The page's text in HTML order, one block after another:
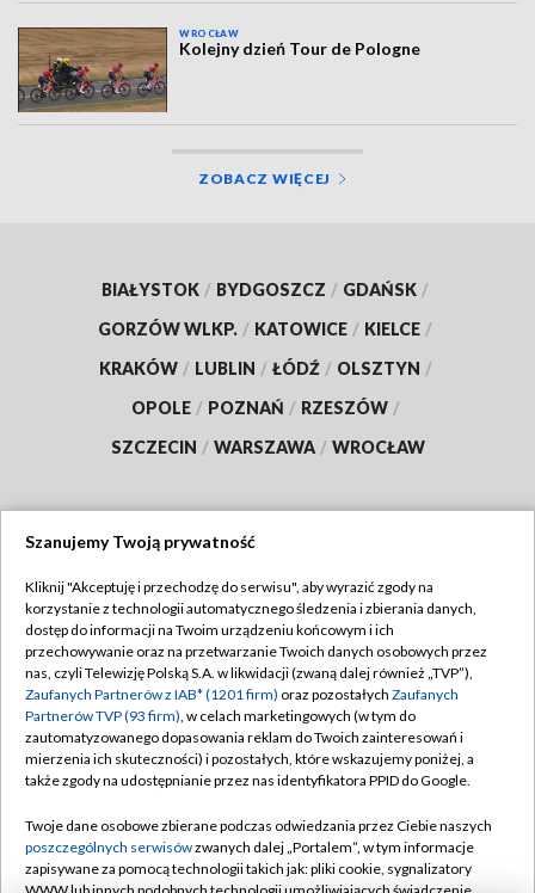
WROCŁAW
Kolejny dzień Tour de Pologne
ZOBACZ WIĘCEJ
BIAŁYSTOK / BYDGOSZCZ / GDAŃSK /
GORZÓW WLKP. / KATOWICE / KIELCE /
KRAKÓW / LUBLIN / ŁÓDŹ / OLSZTYN /
OPOLE / POZNAŃ / RZESZÓW /
SZCZECIN / WARSZAWA / WROCŁAW
TVP
Abonament TVP
Emisja w TVP
Centrum informacji TVP
Naziemna Telewizja Cyfrowa
Rada Programowa
System NOS
Regulamin TVP
Polityka prywatności
Moje zgody
Pomoc
Kontakt
Szanujemy Twoją prywatność
Kliknij "Akceptuję i przechodzę do serwisu", aby wyrazić zgody na
korzystanie z technologii automatycznego śledzenia i zbierania danych,
dostęp do informacji na Twoim urządzeniu końcowym i ich
przechowywanie oraz na przetwarzanie Twoich danych osobowych przez
nas, czyli Telewizję Polską S.A. w likwidacji (zwaną dalej również „TVP”),
Zaufanych Partnerów z IAB* (1201 firm) oraz pozostałych Zaufanych
Partnerów TVP (93 firm), w celach marketingowych (w tym do
zautomatyzowanego dopasowania reklam do Twoich zainteresowań i
mierzenia ich skuteczności) i pozostałych, które wskazujemy poniżej, a
także zgody na udostępnianie przez nas identyfikatora PPID do Google.
Twoje dane osobowe zbierane podczas odwiedzania przez Ciebie naszych
poszczególnych serwisówzwanych dalej „Portalem”, w tym informacje
zapisywane za pomocą technologii takich jak: pliki cookie, sygnalizatory